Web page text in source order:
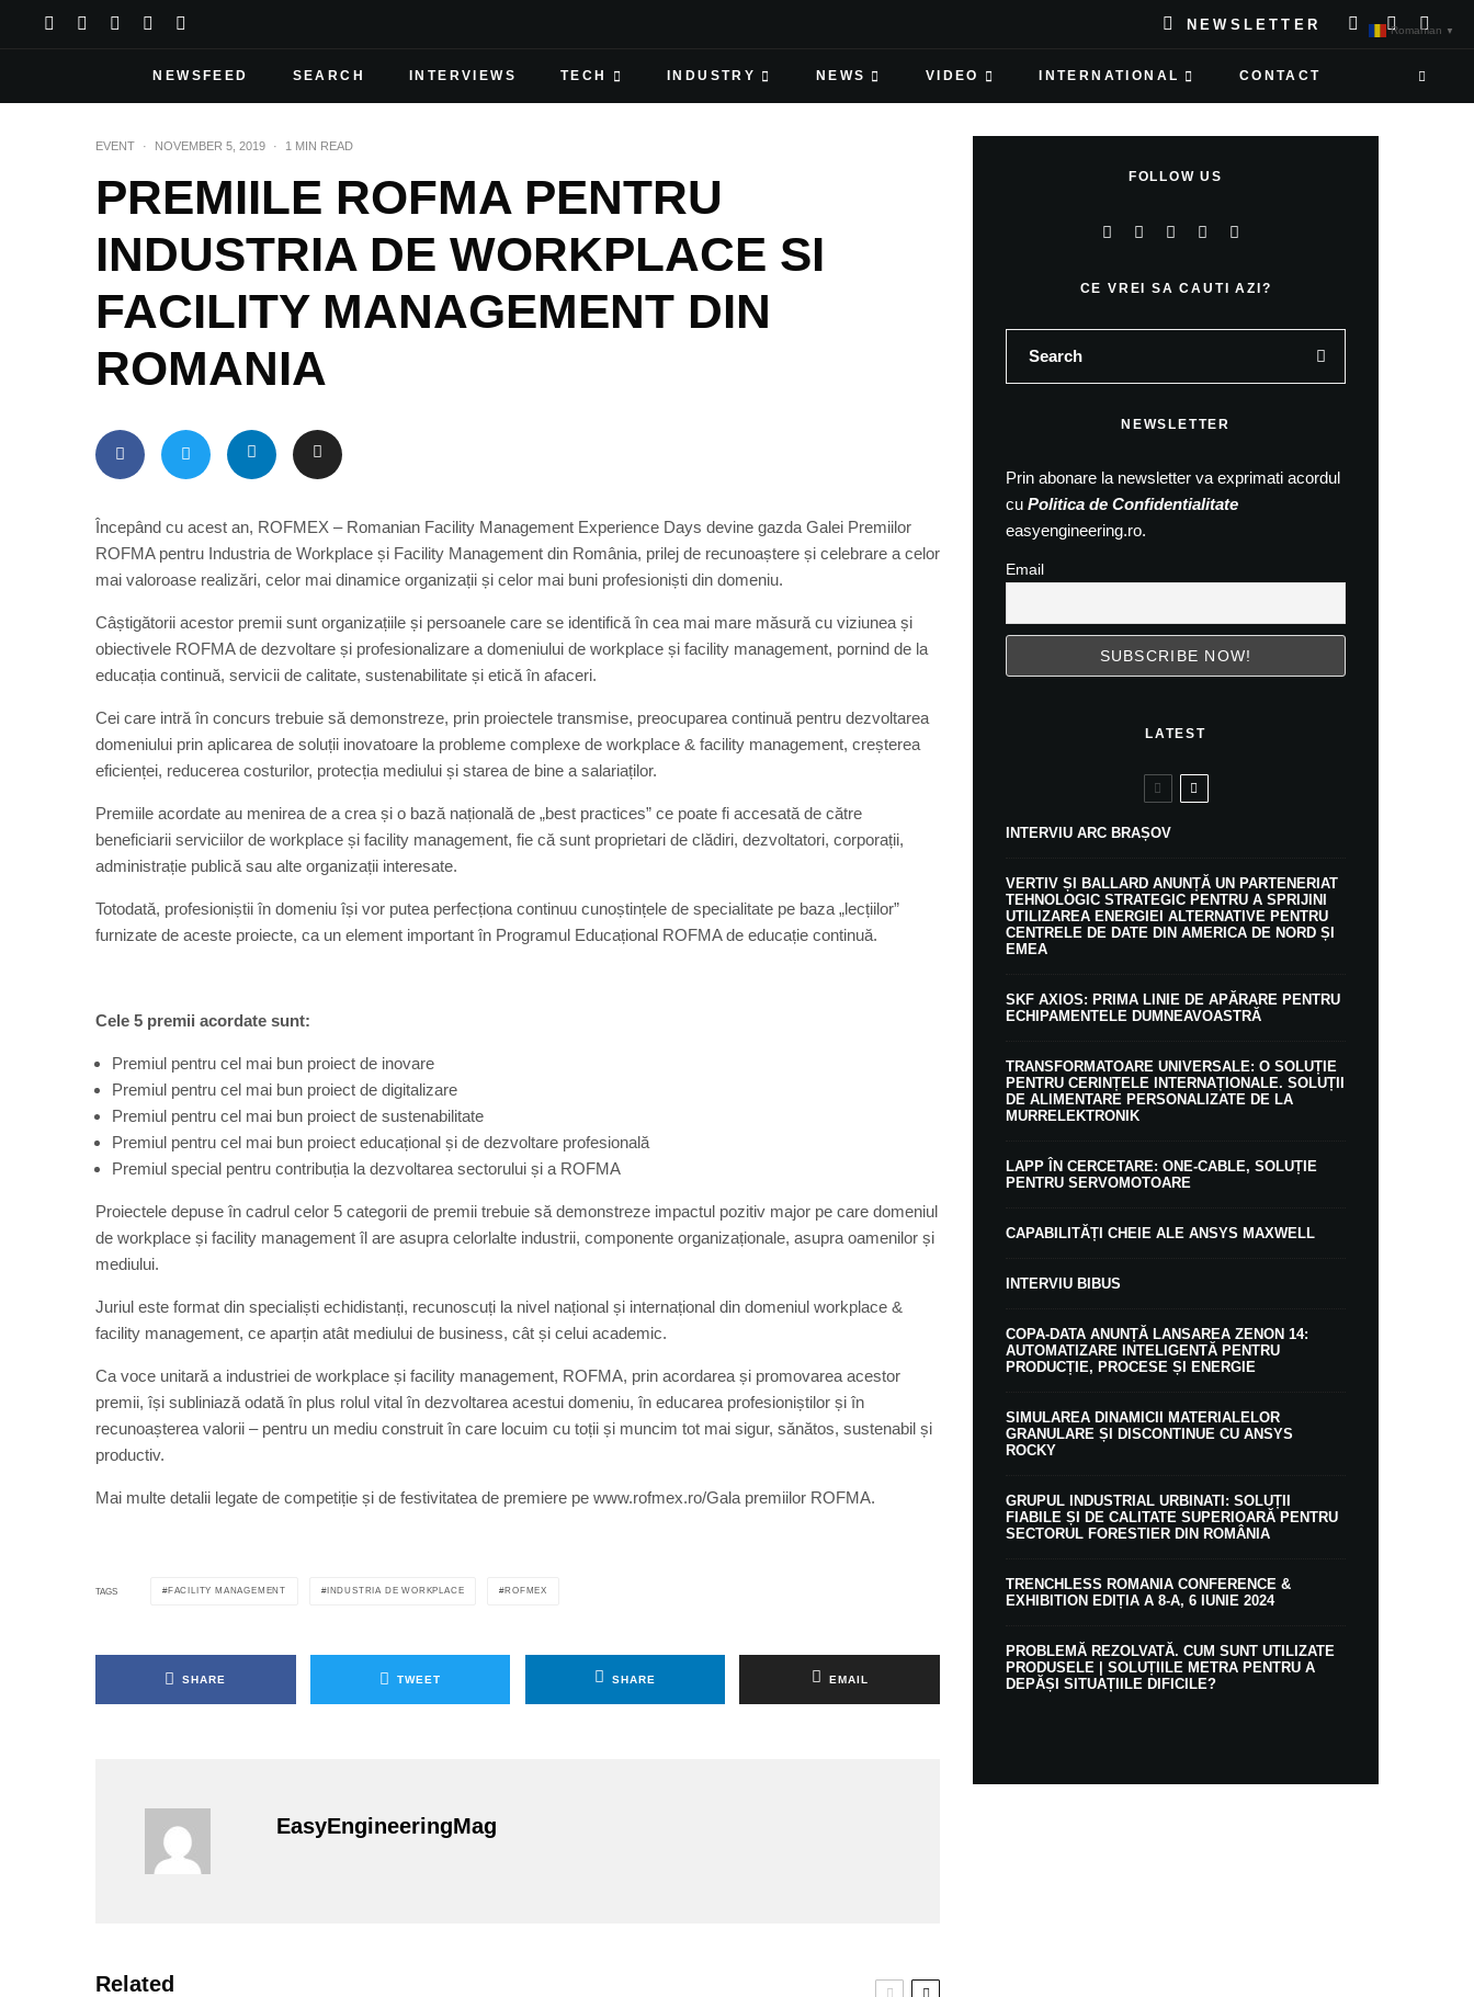
NEWSLETTER
NEWSFEED SEARCH INTERVIEWS TECH INDUSTRY NEWS VIDEO INTERNATIONAL CONTACT
EVENT · NOVEMBER 5, 2019 · 1 MIN READ
PREMIILE ROFMA PENTRU
INDUSTRIA DE WORKPLACE SI
FACILITY MANAGEMENT DIN
ROMANIA
Începând cu acest an, ROFMEX – Romanian Facility Management Experience Days devine gazda Galei Premiilor
ROFMA pentru Industria de Workplace și Facility Management din România, prilej de recunoaștere și celebrare a celor
mai valoroase realizări, celor mai dinamice organizații și celor mai buni profesioniști din domeniu.
Câștigătorii acestor premii sunt organizațiile și persoanele care se identifică în cea mai mare măsură cu viziunea și
obiectivele ROFMA de dezvoltare și profesionalizare a domeniului de workplace și facility management, pornind de la
educația continuă, servicii de calitate, sustenabilitate și etică în afaceri.
Cei care intră în concurs trebuie să demonstreze, prin proiectele transmise, preocuparea continuă pentru dezvoltarea
domeniului prin aplicarea de soluții inovatoare la probleme complexe de workplace & facility management, creșterea
eficienței, reducerea costurilor, protecția mediului și starea de bine a salariaților.
Premiile acordate au menirea de a crea și o bază națională de „best practices” ce poate fi accesată de către
beneficiarii serviciilor de workplace și facility management, fie că sunt proprietari de clădiri, dezvoltatori, corporații,
administrație publică sau alte organizații interesate.
Totodată, profesioniștii în domeniu își vor putea perfecționa continuu cunoștințele de specialitate pe baza „lecțiilor”
furnizate de aceste proiecte, ca un element important în Programul Educațional ROFMA de educație continuă.
Cele 5 premii acordate sunt:
Premiul pentru cel mai bun proiect de inovare
Premiul pentru cel mai bun proiect de digitalizare
Premiul pentru cel mai bun proiect de sustenabilitate
Premiul pentru cel mai bun proiect educațional și de dezvoltare profesională
Premiul special pentru contribuția la dezvoltarea sectorului și a ROFMA
Proiectele depuse în cadrul celor 5 categorii de premii trebuie să demonstreze impactul pozitiv major pe care domeniul
de workplace și facility management îl are asupra celorlalte industrii, componente organizaționale, asupra oamenilor și
mediului.
Juriul este format din specialiști echidistanți, recunoscuți la nivel național și internațional din domeniul workplace &
facility management, ce aparțin atât mediului de business, cât și celui academic.
Ca voce unitară a industriei de workplace și facility management, ROFMA, prin acordarea și promovarea acestor
premii, își subliniază odată în plus rolul vital în dezvoltarea acestui domeniu, în educarea profesioniștilor și în
recunoașterea valorii – pentru un mediu construit în care locuim cu toții și muncim tot mai sigur, sănătos, sustenabil și
productiv.
Mai multe detalii legate de competiție și de festivitatea de premiere pe www.rofmex.ro/Gala premiilor ROFMA.
TAGS FACILITY MANAGEMENT INDUSTRIA DE WORKPLACE ROFMEX
SHARE TWEET SHARE EMAIL
EasyEngineeringMag
Related
FOLLOW US
CE VREI SA CAUTI AZI?
NEWSLETTER
Prin abonare la newsletter va exprimati acordul
cu Politica de Confidentialitate
easyengineering.ro.
Email
LATEST
INTERVIU ARC BRAȘOV
VERTIV ȘI BALLARD ANUNȚĂ UN PARTENERIAT
TEHNOLOGIC STRATEGIC PENTRU A SPRIJINI
UTILIZAREA ENERGIEI ALTERNATIVE PENTRU
CENTRELE DE DATE DIN AMERICA DE NORD ȘI
EMEA
SKF AXIOS: PRIMA LINIE DE APĂRARE PENTRU
ECHIPAMENTELE DUMNEAVOASTRĂ
TRANSFORMATOARE UNIVERSALE: O SOLUȚIE
PENTRU CERINȚELE INTERNAȚIONALE. SOLUȚII
DE ALIMENTARE PERSONALIZATE DE LA
MURRELEKTRONIK
LAPP ÎN CERCETARE: ONE-CABLE, SOLUȚIE
PENTRU SERVOMOTOARE
CAPABILITĂȚI CHEIE ALE ANSYS MAXWELL
INTERVIU BIBUS
COPA-DATA ANUNȚĂ LANSAREA ZENON 14:
AUTOMATIZARE INTELIGENTĂ PENTRU
PRODUCȚIE, PROCESE ȘI ENERGIE
SIMULAREA DINAMICII MATERIALELOR
GRANULARE ȘI DISCONTINUE CU ANSYS
ROCKY
GRUPUL INDUSTRIAL URBINATI: SOLUȚII
FIABILE ȘI DE CALITATE SUPERIOARĂ PENTRU
SECTORUL FORESTIER DIN ROMÂNIA
TRENCHLESS ROMANIA CONFERENCE &
EXHIBITION EDIȚIA A 8-A, 6 IUNIE 2024
PROBLEMĂ REZOLVATĂ. CUM SUNT UTILIZATE
PRODUSELE | SOLUȚIILE METRA PENTRU A
DEPĂȘI SITUAȚIILE DIFICILE?
Romanian ▼